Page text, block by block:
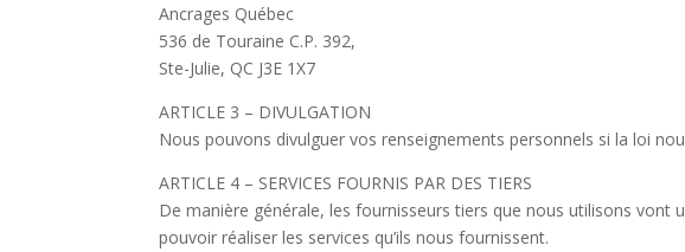
Ancrages Québec
536 de Touraine C.P. 392,
Ste-Julie, QC J3E 1X7
ARTICLE 3 – DIVULGATION
Nous pouvons divulguer vos renseignements personnels si la loi
ARTICLE 4 – SERVICES FOURNIS PAR DES TIERS
De manière générale, les fournisseurs tiers que nous utilisons
pouvoir réaliser les services qu’ils nous fournissent.